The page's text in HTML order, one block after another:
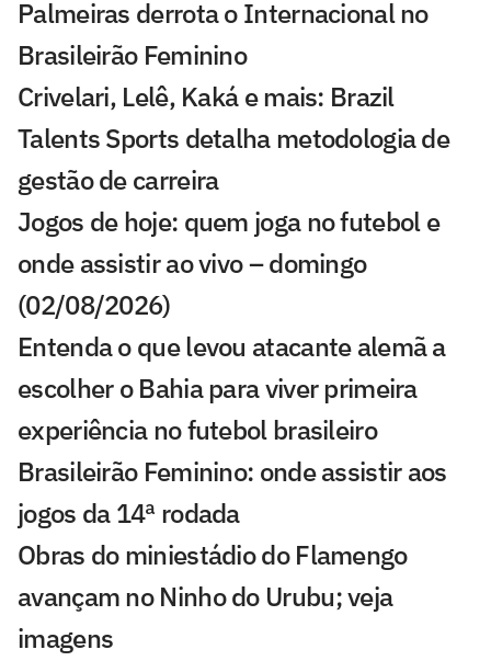
Palmeiras derrota o Internacional no
Brasileirão Feminino
Crivelari, Lelê, Kaká e mais: Brazil
Talents Sports detalha metodologia de
gestão de carreira
Jogos de hoje: quem joga no futebol e
onde assistir ao vivo – domingo
(02/08/2026)
Entenda o que levou atacante alemã a
escolher o Bahia para viver primeira
experiência no futebol brasileiro
Brasileirão Feminino: onde assistir aos
jogos da 14ª rodada
Obras do miniestádio do Flamengo
avançam no Ninho do Urubu; veja
imagens